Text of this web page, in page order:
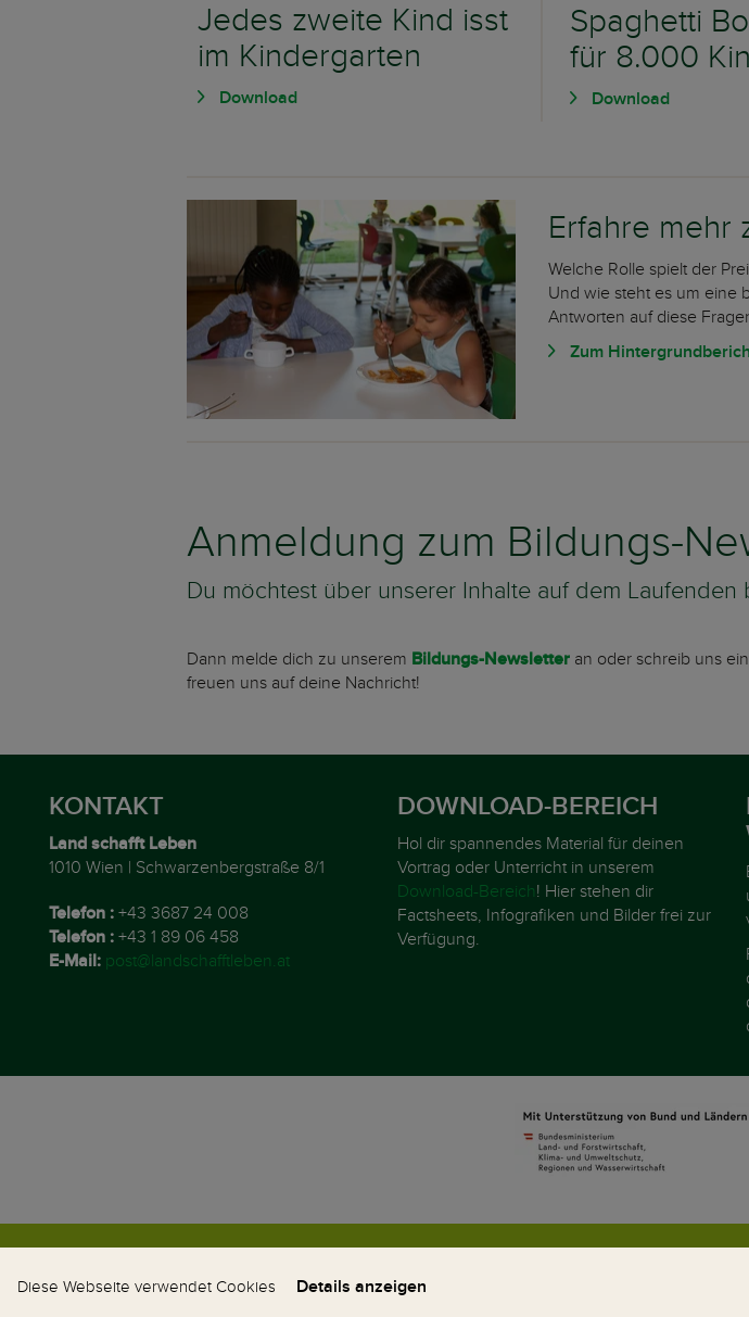
Jedes zweite Kind isst
im Kindergarten
Download
Spaghetti
für 8.000
Download
Erfahre mehr
Welche Rolle spielt der
Und wie steht es um eine
Antworten auf diese
Zum
Anmeldung zum Bildungs-
Du möchtest über unserer Inhalte auf dem Laufenden
Dann melde dich zu unserem Bildungs-Newsletter an oder schreib uns
freuen uns auf deine Nachricht!
KONTAKT
Land schafft Leben
1010 Wien | Schwarzenbergstraße 8/1
Telefon : +43 3687 24 008
Telefon : +43 1 89 06 458
E-Mail: post@landschafftleben.at
DOWNLOAD-BEREICH
Hol dir spannendes Material für deinen
Vortrag oder Unterricht in unserem
Download-Bereich! Hier stehen dir
Factsheets, Infografiken und Bilder frei zur
Verfügung.
WhatsApp-News
Diese Webseite verwendet Cookies Details anzeigen